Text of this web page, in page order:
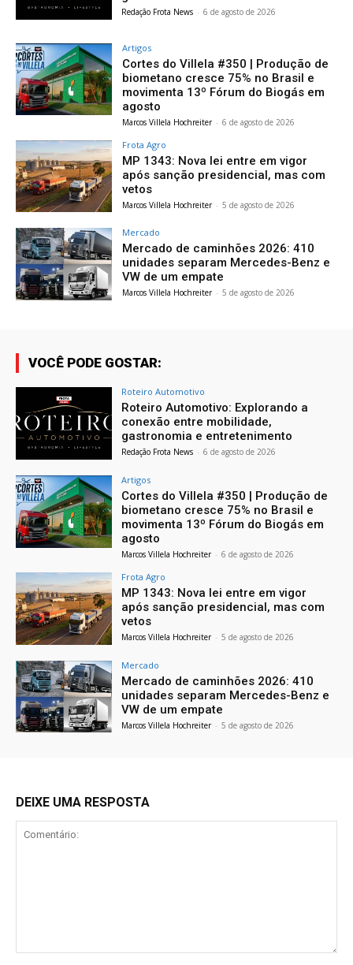
Redação Frota News - 6 de agosto de 2026
Artigos
Cortes do Villela #350 | Produção de
biometano cresce 75% no Brasil e
movimenta 13º Fórum do Biogás em
agosto
Marcos Villela Hochreiter - 6 de agosto de 2026
Frota Agro
MP 1343: Nova lei entre em vigor
após sanção presidencial, mas com
vetos
Marcos Villela Hochreiter - 5 de agosto de 2026
Mercado
Mercado de caminhões 2026: 410
unidades separam Mercedes-Benz e
VW de um empate
Marcos Villela Hochreiter - 5 de agosto de 2026
VOCÊ PODE GOSTAR:
Roteiro Automotivo
Roteiro Automotivo: Explorando a
conexão entre mobilidade,
gastronomia e entretenimento
Redação Frota News - 6 de agosto de 2026
Artigos
Cortes do Villela #350 | Produção de
biometano cresce 75% no Brasil e
movimenta 13º Fórum do Biogás em
agosto
Marcos Villela Hochreiter - 6 de agosto de 2026
Frota Agro
MP 1343: Nova lei entre em vigor
após sanção presidencial, mas com
vetos
Marcos Villela Hochreiter - 5 de agosto de 2026
Mercado
Mercado de caminhões 2026: 410
unidades separam Mercedes-Benz e
VW de um empate
Marcos Villela Hochreiter - 5 de agosto de 2026
DEIXE UMA RESPOSTA